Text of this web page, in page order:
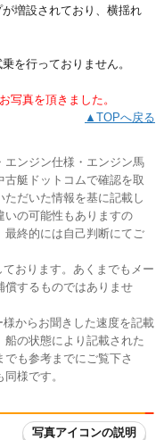
増設されており、横揺れ
を行っておりません。
真を頂きました。
▲TOPへ戻る
ンジン仕様・エンジン馬
艇ドットコムで確認を取
だいた情報を基に記載し
いの可能性もありますの
最終的には自己判断にてご
おります。あくまでもメー
償するものではありませ
からお聞きした速度を記載
船の状態により記載された
も参考までにご覧下さ
様です。
写真アイコンの説明